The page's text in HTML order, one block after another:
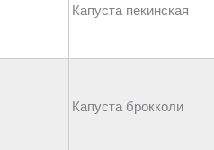
Капуста пекинская
Капуста брокколи